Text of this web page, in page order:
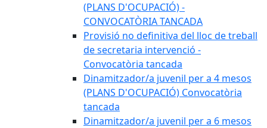
(PLANS D'OCUPACIÓ) -
CONVOCATÒRIA TANCADA
Provisió no definitiva del lloc de treball
de secretaria intervenció -
Convocatòria tancada
Dinamitzador/a juvenil per a 4 mesos
(PLANS D'OCUPACIÓ) Convocatòria
tancada
Dinamitzador/a juvenil per a 6 mesos